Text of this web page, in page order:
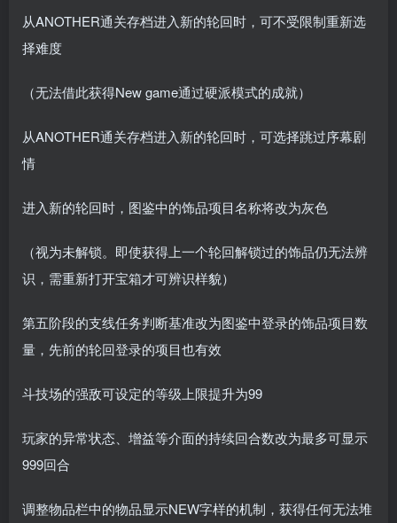
从ANOTHER通关存档进入新的轮回时，可不受限制重新选
择难度
（无法借此获得New game通过硬派模式的成就）
从ANOTHER通关存档进入新的轮回时，可选择跳过序幕剧
情
进入新的轮回时，图鉴中的饰品项目名称将改为灰色
（视为未解锁。即使获得上一个轮回解锁过的饰品仍无法辨
识，需重新打开宝箱才可辨识样貌）
第五阶段的支线任务判断基准改为图鉴中登录的饰品项目数
量，先前的轮回登录的项目也有效
斗技场的强敌可设定的等级上限提升为99
玩家的异常状态、增益等介面的持续回合数改为最多可显示
999回合
调整物品栏中的物品显示NEW字样的机制，获得任何无法堆